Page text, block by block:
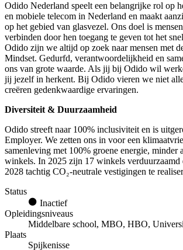
Odido Nederland speelt een belangrijke rol op
en mobiele telecom in Nederland en maakt
op het gebied van glasvezel. Ons doel is
verbinden door hen toegang te geven tot het
Odido zijn we altijd op zoek naar mensen met
Mindset. Gedurfd, verantwoordelijkheid en
ons van grote waarde. Als jij bij Odido wil
jij jezelf in herkent. Bij Odido vieren we niet
creëren gedenkwaardige ervaringen.
Diversiteit & Duurzaamheid
Odido streeft naar 100% inclusiviteit en is
Employer. We zetten ons in voor een
samenleving met 100% groene energie, minder
winkels. In 2025 zijn 17 winkels verduurzaamd
2028 tachtig CO₂-neutrale vestigingen te
Status
Inactief
Opleidingsniveaus
Middelbare school, MBO, HBO,
Plaats
Spijkenisse